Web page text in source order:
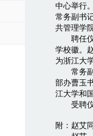
中心举行
常务副书
共管理学
聘任仪
学校徽。
为浙江大
常务副
部办曹玉
江大学和
受聘仪
附：赵艾